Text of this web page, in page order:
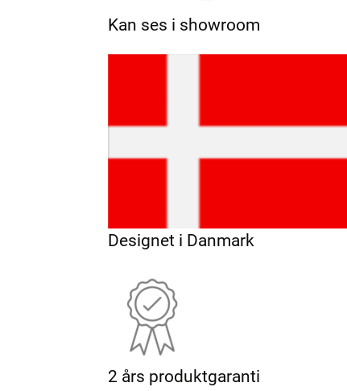
Kan ses i showroom
Designet i Danmark
2 års produktgaranti